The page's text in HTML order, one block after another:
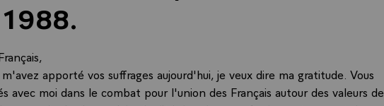
apporté vos suffrages aujourd'hui, je veux dire ma gratitude. Vous
avec moi dans le combat pour l'union des Français autour des valeurs de